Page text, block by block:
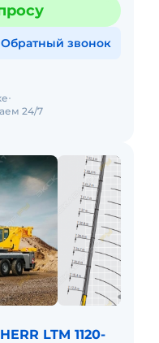
Обратный звонок
24/7
LTM 1120-